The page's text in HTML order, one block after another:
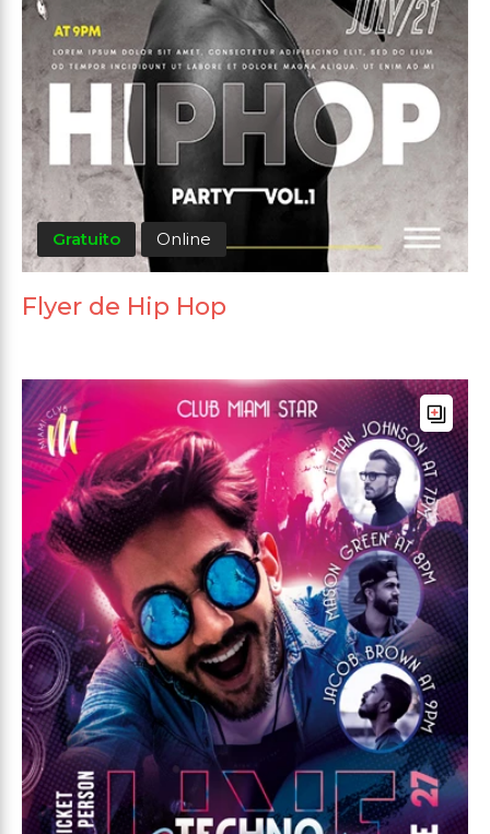
Gratuito Online
Flyer de Hip Hop